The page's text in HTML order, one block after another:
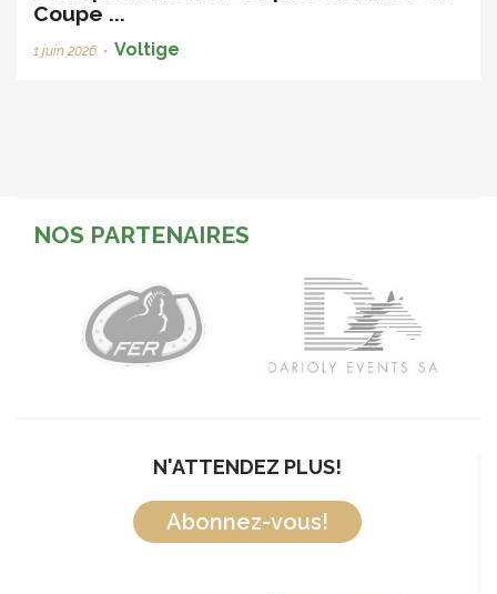
Coupe ...
1 juin 2026 • Voltige
NOS PARTENAIRES
N'ATTENDEZ PLUS!
Abonnez-vous!